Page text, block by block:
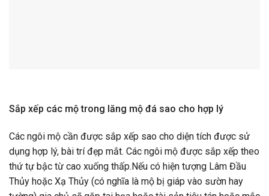
Sắp xếp các mộ trong lăng mộ đá sao cho hợp lý
Các ngôi mộ cần được sắp xếp sao cho diện tích được sử
dụng hợp lý, bài trí đẹp mắt. Các ngôi mộ được sắp xếp theo
thứ tự bậc từ cao xuống thấp.Nếu có hiện tượng Lâm Đầu
Thủy hoặc Xạ Thủy (có nghĩa là mộ bị giáp vào sườn hay